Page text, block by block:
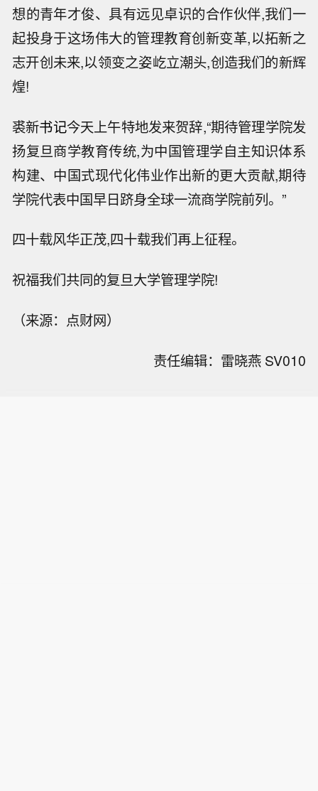
想的青年才俊、具有远见卓识的合作伙伴,我们一
起投身于这场伟大的管理教育创新变革,以拓新之
志开创未来,以领变之姿屹立潮头,创造我们的新辉
煌!
裘新书记今天上午特地发来贺辞,“期待管理学院发
扬复旦商学教育传统,为中国管理学自主知识体系
构建、中国式现代化伟业作出新的更大贡献,期待
学院代表中国早日跻身全球一流商学院前列。”
四十载风华正茂,四十载我们再上征程。
祝福我们共同的复旦大学管理学院!
（来源：点财网）
责任编辑：雷晓燕 SV010